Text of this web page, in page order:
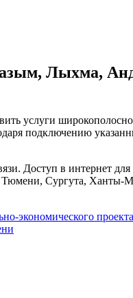
Лыхма,
услуги
подключению
Доступ в
Сургута, Ханты-
экономического проекта